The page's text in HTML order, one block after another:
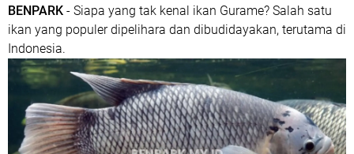
BENPARK - Siapa yang tak kenal ikan Gurame? Salah satu
ikan yang populer dipelihara dan dibudidayakan, terutama di
Indonesia.